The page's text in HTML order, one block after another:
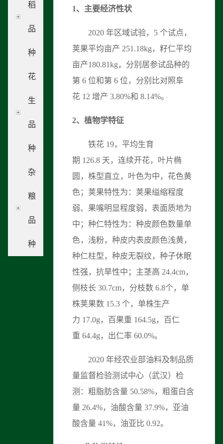
稻
品
种
花
生
品
种
杂
粮
品
种
1、 主要经济性状
2020 年区域试验，5 个试点，
荚果平均亩产 251.18kg，籽仁平均
亩产180.81kg，分别居参试品种的
第 6 位和第 6 位，分别比对照阜
花 12 增产 3.80%和 8.14%。
2、 植物学特征
铁花 19，平均生育
期 126.8 天，连续开花，叶片椭
圆，株型直立，叶色为中，花色黄
色；荚果特性为：荚果缢缩程度
弱、果嘴明显程度弱，表面质地为
中；种仁特性为：种皮颜色数量单
色，浅粉，种皮内表皮颜色浅黄，
种仁柱型，种皮无裂纹，种子休眠
性强，抗旱性中；主茎高 24.4cm，
侧枝长 30.7cm，分枝数 6.8个，单
株荚果数 15.3 个，单株生产
力 17.0g，百果重 164.5g，百仁
重 64.4g，出仁率 60.0%。
2020 年经农业部油料及制品质
量监督检验测试中心（武汉）检
测：粗脂肪含量 50.58%，粗蛋白含
量 26.4%，油酸含量 37.9%，亚油
酸含量 41%，油亚比 0.92。